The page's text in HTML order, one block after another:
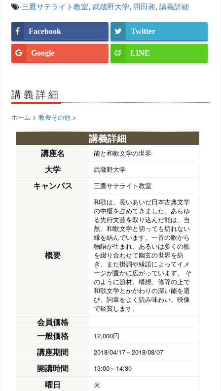
-三鷹サテライト教室,武蔵野大学,羽田昶,講義詳細
Facebook Twitter
Google LINE
講義詳細
ホーム >教養その他 >
講義詳細
講座名 能と和歌文学の世界
大学 武蔵野大学
キャンパス 三鷹サテライト教室
概要
和歌は、長いあいだ日本古典文学
の中枢を占めてきました。あらゆ
る先行文芸を取り込んだ能は、当
然、和歌文学と切っても切れない
縁を結んでいます。一首の歌から
物語が生まれ、あるいは多くの歌
を綴り合わせて幽玄の世界を紡
ぎ、また掛詞や縁語によってイメ
ージが豊かに広がっています。 そ
のように題材、構想、修辞の上で
和歌文学とかかわりの深い能を選
び、詞章をよく読み味わい、映像
で鑑賞します。
会員価格
一般価格
12,000円
講座期間 2018/04/17～2018/08/07
開講時間 13:00～14:30
曜日 火